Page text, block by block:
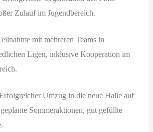
Zulauf im Jugendbereich.
mit mehreren Teams in
Ligen, inklusive Kooperation im
Umzug in die neue Halle auf
Sommeraktionen, gut gefüllte